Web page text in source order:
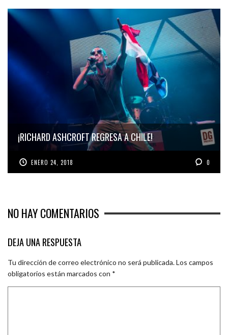
¡RICHARD ASHCROFT REGRESA A CHILE!
ENERO 24, 2018 0
NO HAY COMENTARIOS
DEJA UNA RESPUESTA
Tu dirección de correo electrónico no será publicada.Los campos
obligatorios están marcados con *